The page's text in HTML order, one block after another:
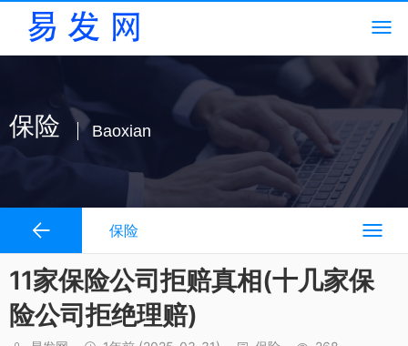
保险 Baoxian
保险
11家保险公司拒赔真相(十几家保
险公司拒绝理赔)